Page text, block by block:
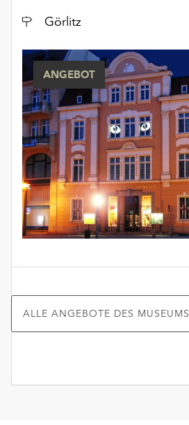
Ort Görlitz
ANGEBOT
ALLE ANGEBOTE DES MUSEUMS